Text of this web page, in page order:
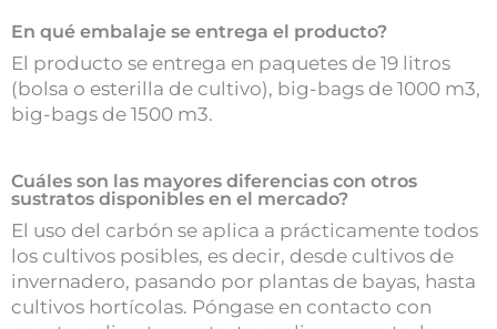
En qué embalaje se entrega el producto?
El producto se entrega en paquetes de 19 litros
(bolsa o esterilla de cultivo), big-bags de 1000 m3,
big-bags de 1500 m3.
Cuáles son las mayores diferencias con otros
sustratos disponibles en el mercado?
El uso del carbón se aplica a prácticamente todos
los cultivos posibles, es decir, desde cultivos de
invernadero, pasando por plantas de bayas, hasta
cultivos hortícolas. Póngase en contacto con